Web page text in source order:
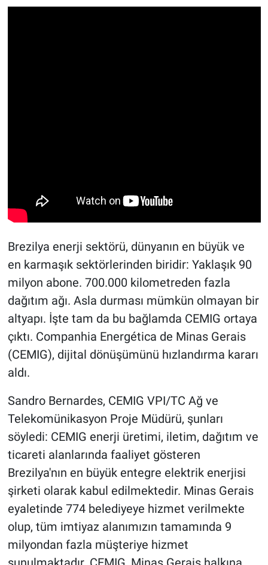
Brezilya enerji sektörü, dünyanın en büyük ve
en karmaşık sektörlerinden biridir: Yaklaşık 90
milyon abone. 700.000 kilometreden fazla
dağıtım ağı. Asla durması mümkün olmayan bir
altyapı. İşte tam da bu bağlamda CEMIG ortaya
çıktı. Companhia Energética de Minas Gerais
(CEMIG), dijital dönüşümünü hızlandırma kararı
aldı.
Sandro Bernardes, CEMIG VPI/TC Ağ ve
Telekomünikasyon Proje Müdürü, şunları
söyledi: CEMIG enerji üretimi, iletim, dağıtım ve
ticareti alanlarında faaliyet gösteren
Brezilya'nın en büyük entegre elektrik enerjisi
şirketi olarak kabul edilmektedir. Minas Gerais
eyaletinde 774 belediyeye hizmet verilmekte
olup, tüm imtiyaz alanımızın tamamında 9
milyondan fazla müşteriye hizmet